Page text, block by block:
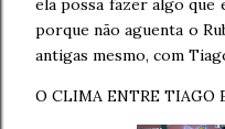
ela possa fazer algo que
porque não aguenta o
antigas mesmo, com
O CLIMA ENTRE TIAGO